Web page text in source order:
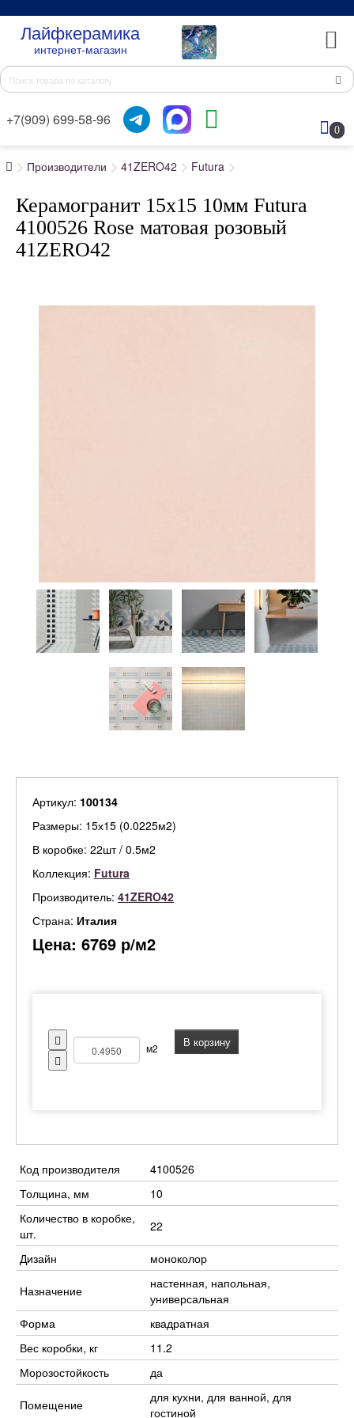
Лайфкерамика
интернет-магазин
+7(909) 699-58-96
0
Производители 41ZERO42 Futura
Керамогранит 15x15 10мм Futura
4100526 Rose матовая розовый
41ZERO42
Артикул: 100134
Размеры: 15х15 (0.0225м2)
В коробке: 22шт / 0.5м2
Коллекция: Futura
Производитель: 41ZERO42
Страна: Италия
Цена: 6769 р/м2
м2 В корзину
Код производителя
4100526
Толщина, мм
10
Количество в коробке,
шт.
22
Дизайн моноколор
Назначение
настенная, напольная,
универсальная
Форма
квадратная
Вес коробки, кг
11.2
Морозостойкость
да
Помещение
для кухни, для ванной, для
гостиной